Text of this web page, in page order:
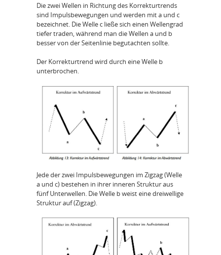
Die zwei Wellen in Richtung des Korrekturtrends
sind Impulsbewegungen und werden mit a und c
bezeichnet. Die Welle c ließe sich einen Wellengrad
tiefer traden, während man die Wellen a und b
besser von der Seitenlinie begutachten sollte.
Der Korrekturtrend wird durch eine Welle b
unterbrochen.
Jede der zwei Impulsbewegungen im Zigzag (Welle
a und c) bestehen in ihrer inneren Struktur aus
fünf Unterwellen. Die Welle b weist eine dreiwellige
Struktur auf (Zigzag).